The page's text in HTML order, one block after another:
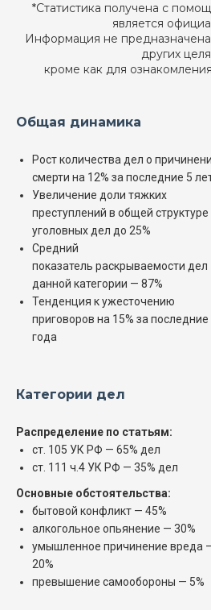
*Статистика получена с
является
Информация не
других
кроме как для
Общая динамика
Рост количества дел о
смерти на 12% за последние 5
Увеличение доли тяжких
преступлений в общей структуре
уголовных дел до 25%
Средний
показатель раскрываемости дел
данной категории — 87%
Тенденция к ужесточению
приговоров на 15% за последние
года
Категории дел
Распределение по статьям:
ст. 105 УК РФ — 65% дел
ст. 111 ч.4 УК РФ — 35% дел
Основные обстоятельства:
бытовой конфликт — 45%
алкогольное опьянение — 30%
умышленное причинение вреда
20%
превышение самообороны — 5%